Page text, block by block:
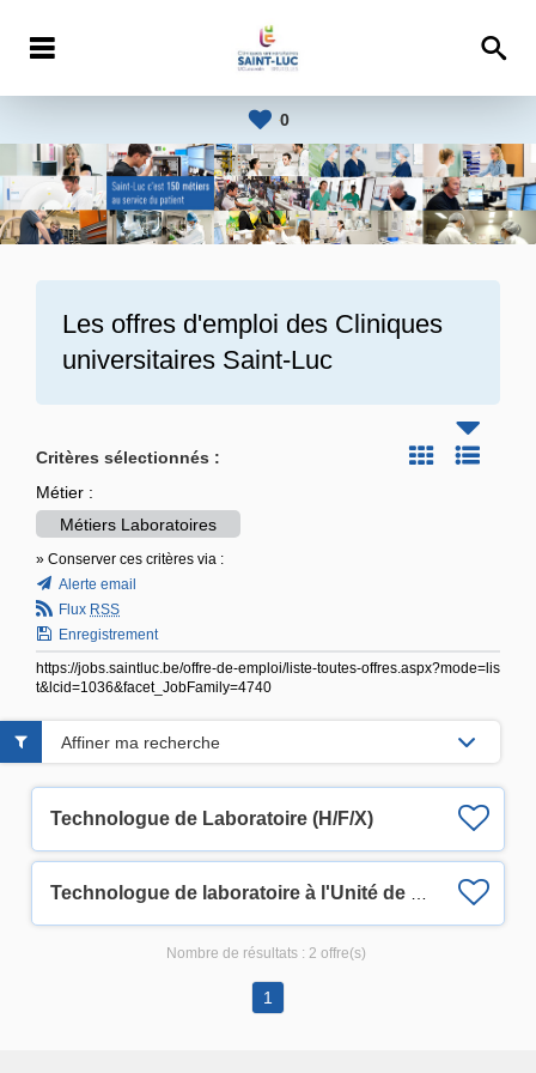
0
Les offres d'emploi des Cliniques
universitaires Saint-Luc
Critères sélectionnés :
Métier :
Métiers Laboratoires
» Conserver ces critères via :
Alerte email
Flux RSS
Enregistrement
https://jobs.saintluc.be/offre-de-emploi/liste-toutes-offres.aspx?mode=lis
t&lcid=1036&facet_JobFamily=4740
Technologue de Laboratoire (H/F/X)
Technologue de laboratoire à l'Unité de Thérapie cellulaire hématologique (H/F/X)
Affiner ma recherche
Nombre de résultats : 2 offre(s)
1